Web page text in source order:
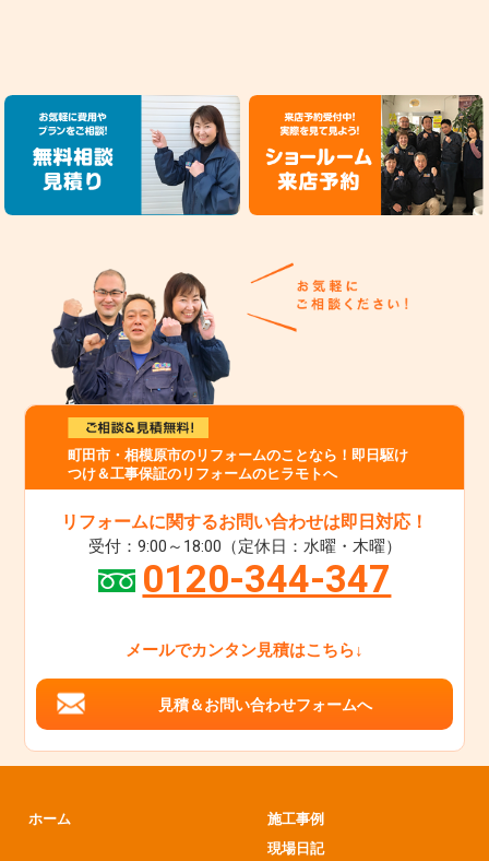
町田市・相模原市のリフォームのことなら！即日駆け
つけ＆工事保証のリフォームのヒラモトへ
リフォームに関するお問い合わせは即日対応！
受付：9:00～18:00（定休日：水曜・木曜）
0120-344-347
メールでカンタン見積はこちら↓
見積＆お問い合わせフォームへ
ホーム
施工事例
現場日記